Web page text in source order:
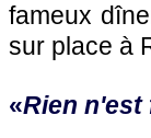
fameux
sur place à
«Rien n'est